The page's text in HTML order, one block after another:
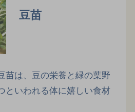
豆苗
苗は、豆の栄養と緑の葉野
といわれる体に嬉しい食材